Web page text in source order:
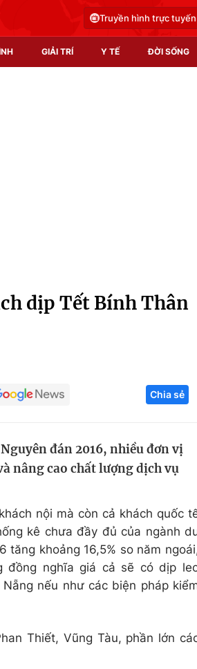
Truyền hình trực tuyến
GIẢI TRÍ Y TẾ ĐỜI SỐNG
Infographic
Hitech Công
Thị trường
dịp Tết Bính Thân
Chia sẻ
đán 2016, nhiều đơn vị
nâng cao chất lượng dịch vụ
nội mà còn cả khách quốc
kê chưa đầy đủ của ngành
tăng khoảng 16,5% so năm
đồng nghĩa giá cả sẽ có dịp
nếu như các biện pháp
Thiết, Vũng Tàu, phần lớn